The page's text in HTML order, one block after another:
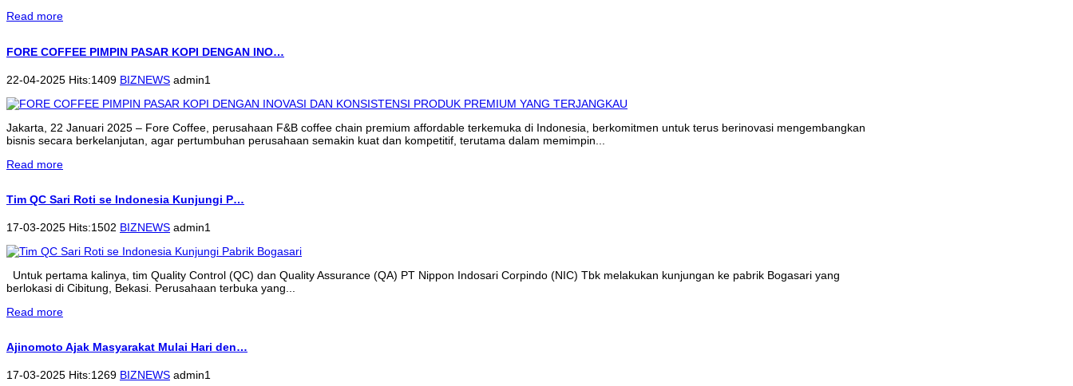
Read more
FORE COFFEE PIMPIN PASAR KOPI DENGAN INO…
22-04-2025 Hits:1409 BIZNEWS admin1
Jakarta, 22 Januari 2025 – Fore Coffee, perusahaan F&B coffee chain premium affordable terkemuka di Indonesia, berkomitmen untuk terus berinovasi mengembangkan
bisnis secara berkelanjutan, agar pertumbuhan perusahaan semakin kuat dan kompetitif, terutama dalam memimpin...
Read more
Tim QC Sari Roti se Indonesia Kunjungi P…
17-03-2025 Hits:1502 BIZNEWS admin1
Untuk pertama kalinya, tim Quality Control (QC) dan Quality Assurance (QA) PT Nippon Indosari Corpindo (NIC) Tbk melakukan kunjungan ke pabrik Bogasari yang
berlokasi di Cibitung, Bekasi. Perusahaan terbuka yang...
Read more
Ajinomoto Ajak Masyarakat Mulai Hari den…
17-03-2025 Hits:1269 BIZNEWS admin1